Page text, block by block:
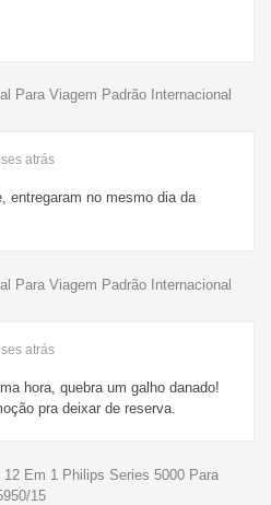
Para Viagem Padrão Internacional
atrás
entregaram no mesmo dia da
Para Viagem Padrão Internacional
atrás
hora, quebra um galho danado!
pra deixar de reserva.
Em 1 Philips Series 5000 Para
15